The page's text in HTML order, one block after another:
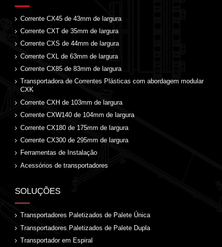
Corrente CX45 de 43mm de largura
Corrente CXT de 35mm de largura
Corrente CXS de 44mm de largura
Corrente CXL de 63mm de largura
Corrente CX85 de 83mm de largura
Transportadora de Correntes Plásticas com abordagem modular
CXK
Corrente CXH de 103mm de largura
Corrente CXW140 de 104mm de largura
Corrente CX180 de 175mm de largura
Corrente CX300 de 295mm de largura
Ferramentas de Instalação
Acessórios de transportadores
SOLUÇÕES
Transportadores Paletizados de Palete Única
Transportadores Paletizados de Palete Dupla
Transportador em Espiral